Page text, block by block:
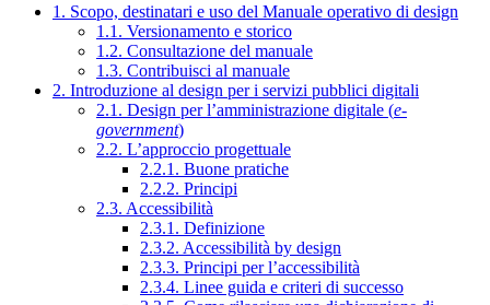
1. Scopo, destinatari e uso del Manuale operativo di design
1.1. Versionamento e storico
1.2. Consultazione del manuale
1.3. Contribuisci al manuale
2. Introduzione al design per i servizi pubblici digitali
2.1. Design per l’amministrazione digitale (e-
government)
2.2. L’approccio progettuale
2.2.1. Buone pratiche
2.2.2. Principi
2.3. Accessibilità
2.3.1. Definizione
2.3.2. Accessibilità by design
2.3.3. Principi per l’accessibilità
2.3.4. Linee guida e criteri di successo